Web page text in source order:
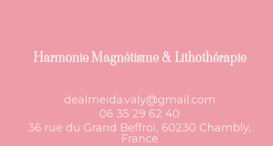
Harmonie Magnétisme & Lithothérapie
dealmeida.valy@gmail.com
06 35 29 62 40
36 rue du Grand Beffroi, 60230 Chambly,
France